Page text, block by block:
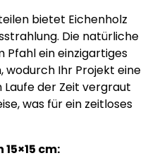
bietet Eichenholz
Die natürliche
Pfahl ein einzigartiges
wodurch Ihr Projekt eine
der Zeit vergraut
was für ein zeitloses
cm: